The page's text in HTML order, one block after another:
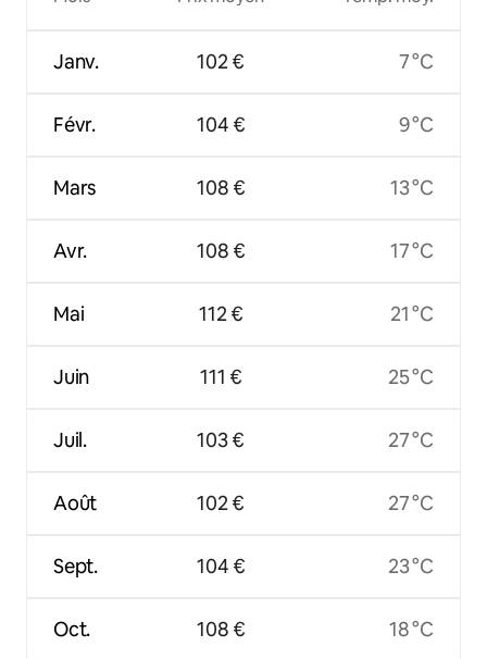
Janv.
Févr.
Mars
Avr.
Mai
Juin
Juil.
Août
Sept.
Oct.
102 €
104 €
108 €
108 €
112 €
111 €
103 €
102 €
104 €
108 €
7 °C
9 °C
13 °C
17 °C
21 °C
25 °C
27 °C
27 °C
23 °C
18 °C